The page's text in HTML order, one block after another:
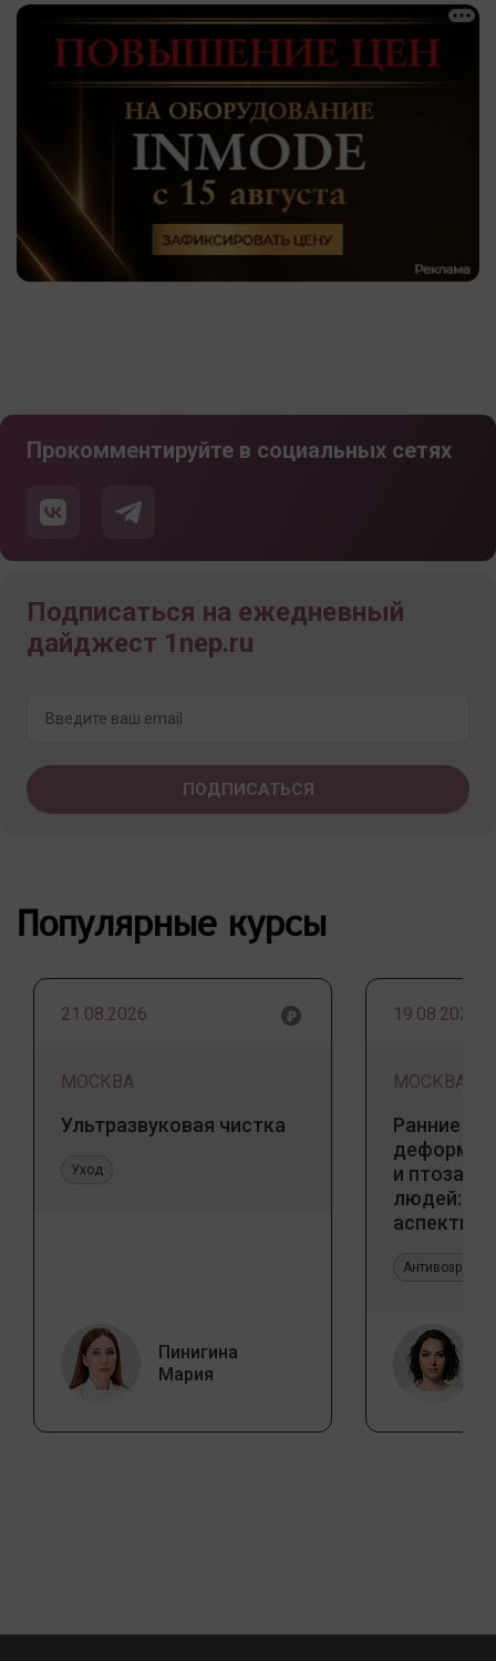
Прокомментируйте в социальных сетях
Подписаться на ежедневный
дайджест 1nep.ru
Популярные курсы
21.08.2026
МОСКВА
Ультразвуковая чистка
Уход
Пинигина
Мария
19.08.2026
МОСКВА
Ранние
и птоза у
людей:
аспекты